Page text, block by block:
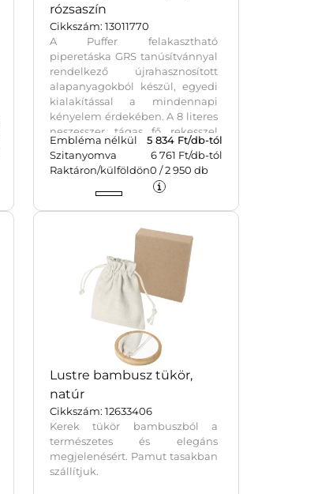
rózsaszín
Cikkszám: 13011770
A Puffer felakasztható
piperetáska GRS tanúsítvánnyal
rendelkező újrahasznosított
alapanyagokból készül, egyedi
kialakítással a mindennapi
kényelem érdekében. A 8 literes
neszesszer tágas fő rekesszel
rendelkezik, hat belső zsebbel,
két külső oldalzsebbel, valamint
egy praktikus akasztóval, amely
ajtóra vagy törölközőtartóra
jellegzetes puffer stílusú
párnázás egyszerre biztosít
védelmet és esztétikus
megjelenést. Könnyű és
vízlepergető kialakításának
köszönhetően utazás közben is
rendezetten és biztonságosan
tartja a legfontosabb
tisztálkodási kellékeket.
Embléma nélkül 5 834Ft/db-tól
Szitanyomva
6 761 Ft/db-tól
Raktáron/külföldön0 /2 950 db
Lustre bambusz tükör,
natúr
Cikkszám: 12633406
Kerek tükör bambuszból a
természetes és elegáns
megjelenésért. Pamut tasakban
szállítjuk.